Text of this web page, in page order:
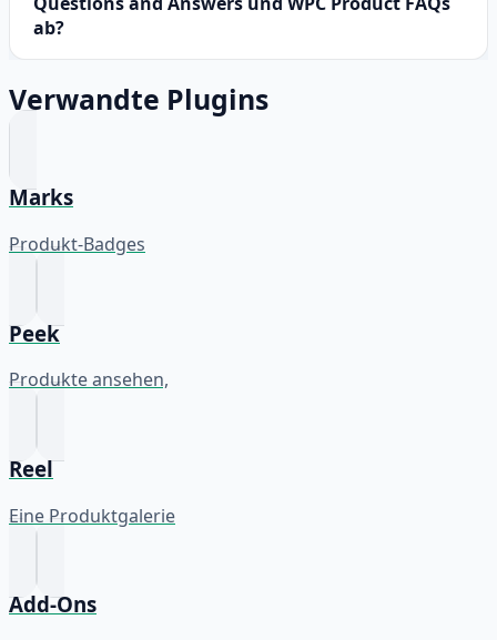
ab?
Verwandte Plugins
Marks
Produkt-Badges
Peek
Produkte ansehen,
Reel
Eine Produktgalerie
Add-Ons